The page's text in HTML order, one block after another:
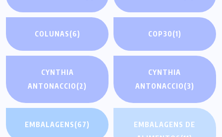
COLUNAS(6) COP30(1)
CYNTHIA
ANTONACCIO(2)
CYNTHIA
ANTONACCIO(3)
EMBALAGENS(67)
EMBALAGENS DE